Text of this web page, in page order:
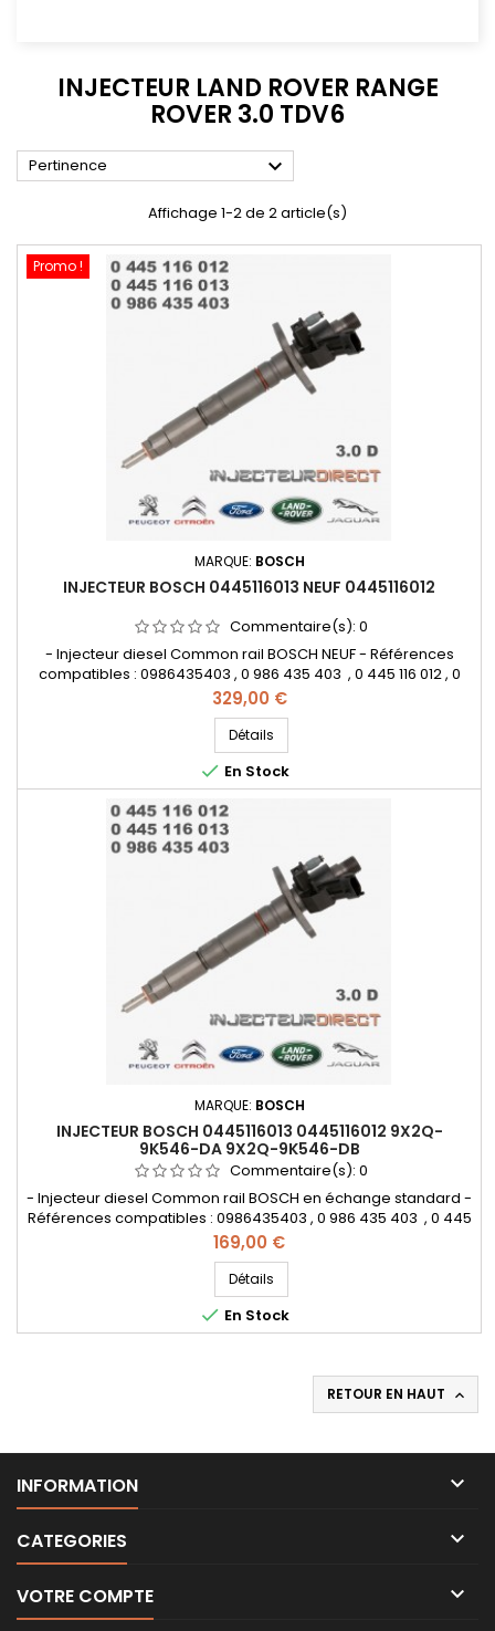
INJECTEUR LAND ROVER RANGE
ROVER 3.0 TDV6
Pertinence 
Affichage 1-2 de 2 article(s)
Promo !
MARQUE: BOSCH
INJECTEUR BOSCH 0445116013 NEUF 0445116012
Commentaire(s): 0
- Injecteur diesel Common rail BOSCH NEUF - Références
compatibles : 0986435403 , 0 986 435 403 , 0 445 116 012 , 0
445 116 013 , 0445116064 , 0 445 116 064 , 0445116065 , 0 445 116
065 , LR017923 , 1980W5 , 9X2Q9 K546 DA , C2C40577 ,
02C2C40577, 9X2Q9K546DA , 9X2Q9K546DB , LR095361
, 02JDE37866 , 9X2Q 9K546 DC - Pour Land Rover 3.0 TDV6 PSA
3.0 HDi...
Prix
329,00 €
Détails
 En Stock
MARQUE: BOSCH
INJECTEUR BOSCH 0445116013 0445116012 9X2Q-
9K546-DA 9X2Q-9K546-DB
Commentaire(s): 0
- Injecteur diesel Common rail BOSCH en échange standard -
Références compatibles : 0986435403 , 0 986 435 403 , 0 445
116 012 , 0 445 116 013 , 0445116064 , 0 445 116 064 , 0445116065 ,
0 445 116 065 , LR017923 , 1980W5 , 9X2Q9 K546 DA , C2C40577 ,
02C2C40577, 9X2Q9K546DA , 9X2Q9K546DB , LR095361
, 02JDE37866 , 9X2Q 9K546 DC - Pour Land Rover 3.0 TDV6...
Prix
169,00 €
Détails
 En Stock
RETOUR EN HAUT 
INFORMATION 
CATEGORIES 
VOTRE COMPTE 